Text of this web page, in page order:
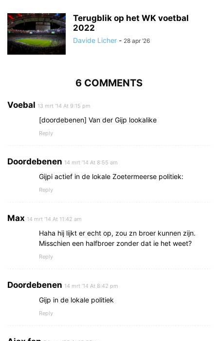
Terugblik op het WK voetbal
2022
Davide Licher - 28 apr ’26
6 COMMENTS
Voebal 13 mrt ’14 At 9:15 pm
[doordebenen] Van der Gijp lookalike
Reply
Doordebenen 14 mrt ’14 At 8:55 am
Gijpi actief in de lokale Zoetermeerse politiek:
Reply
Max 14 mrt ’14 At 11:42 am
Haha hij lijkt er echt op, zou zn broer kunnen zijn.
Misschien een halfbroer zonder dat ie het weet?
Reply
Doordebenen 14 mrt ’14 At 8:42 pm
Gijp in de lokale politiek
Reply